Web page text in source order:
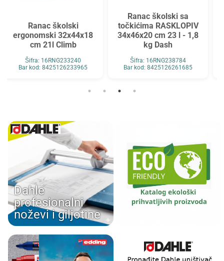
točkićima RASKLOPIV
34x46x20 cm 23 l - 1,8
kg Dash
Šifra: 16RNG238784
Bar kod: 8425126261685
Ranac predškolski
ergonomski 27x34x12
cm 9l-0,28 kg Rainbow
roze
Šifra: 16RNG233928I
Bar kod: 8425126241137
Dahle
profesionalni
noževi i giljotine